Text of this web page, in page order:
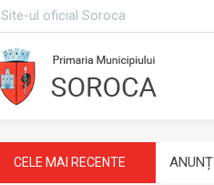
Site-ul oficial Soroca
CELE MAI RECENTE